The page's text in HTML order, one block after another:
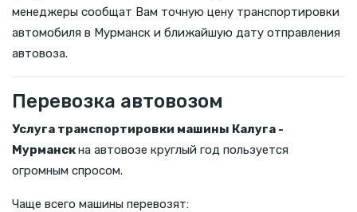
менеджеры сообщат Вам точную цену транспортировки
автомобиля в Мурманск и ближайшую дату отправления
автовоза.
Перевозка автовозом
Услуга транспортировки машины Калуга -
Мурманскна автовозе круглый год пользуется
огромным спросом.
Чаще всего машины перевозят: